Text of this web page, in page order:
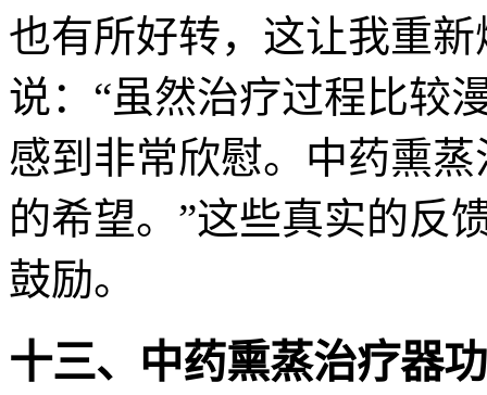
也有所好转，这让我重
说：“虽然治疗过程比较
感到非常欣慰。中药熏
的希望。”这些真实的反
鼓励。
十三、中药熏蒸治疗器